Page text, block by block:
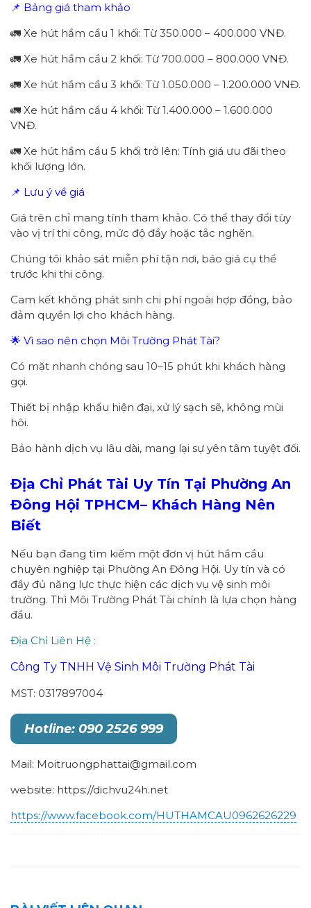
📌 Bảng giá tham khảo
🚛 Xe hút hầm cầu 1 khối: Từ 350.000 – 400.000 VNĐ.
🚛 Xe hút hầm cầu 2 khối: Từ 700.000 – 800.000 VNĐ.
🚛 Xe hút hầm cầu 3 khối: Từ 1.050.000 – 1.200.000 VNĐ.
🚛 Xe hút hầm cầu 4 khối: Từ 1.400.000 – 1.600.000
VNĐ.
🚛 Xe hút hầm cầu 5 khối trở lên: Tính giá ưu đãi theo
khối lượng lớn.
📌 Lưu ý về giá
Giá trên chỉ mang tính tham khảo. Có thể thay đổi tùy
vào vị trí thi công, mức độ đầy hoặc tắc nghẽn.
Chúng tôi khảo sát miễn phí tận nơi, báo giá cụ thể
trước khi thi công.
Cam kết không phát sinh chi phí ngoài hợp đồng, bảo
đảm quyền lợi cho khách hàng.
🌟 Vì sao nên chọn Môi Trường Phát Tài?
Có mặt nhanh chóng sau 10–15 phút khi khách hàng
gọi.
Thiết bị nhập khẩu hiện đại, xử lý sạch sẽ, không mùi
hôi.
Bảo hành dịch vụ lâu dài, mang lại sự yên tâm tuyệt đối.
Địa Chỉ Phát Tài Uy Tín Tại Phường An
Đông Hội TPHCM– Khách Hàng Nên
Biết
Nếu bạn đang tìm kiếm một đơn vị hút hầm cầu
chuyên nghiệp tại Phường An Đông Hội. Uy tín và có
đầy đủ năng lực thực hiện các dịch vụ vệ sinh môi
trường. Thì Môi Trường Phát Tài chính là lựa chọn hàng
đầu.
Địa Chỉ Liên Hệ :
Công Ty TNHH Vệ Sinh Môi Trường Phát Tài
MST: 0317897004
Hotline: 090 2526 999
Mail: Moitruongphattai@gmail.com
website: https://dichvu24h.net
https://www.facebook.com/HUTHAMCAU0962626229